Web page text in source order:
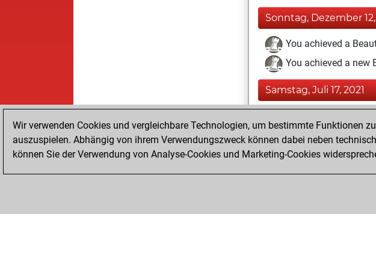
Sonntag, Dezember 12,
You achieved a
You achieved a new
Samstag, Juli 17, 2021
You played 1 bullet
You scored +0 =0 -1
Wir verwenden Cookies und vergleichbare Technologien, um bestimmte Funktionen
auszuspielen. Abhängig von ihrem Verwendungszweck können dabei neben
können Sie der Verwendung von Analyse-Cookies und Marketing-Cookies